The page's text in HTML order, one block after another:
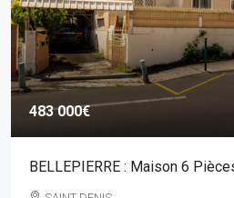
483 000€
BELLEPIERRE : Maison 6